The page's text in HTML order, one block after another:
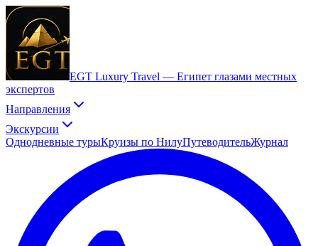
EGT Luxury Travel — Египет глазами местных
экспертов
Направления
Экскурсии
Однодневные турыКруизы по НилуПутеводительЖурнал